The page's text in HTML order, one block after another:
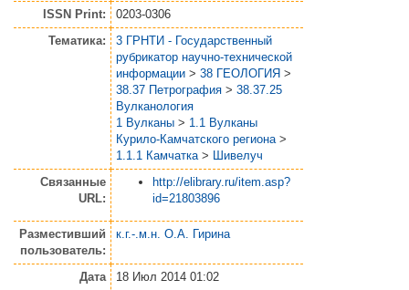
ISSN Print:
0203-0306
Тематика:
3 ГРНТИ - Государственный
рубрикатор научно-технической
информации > 38 ГЕОЛОГИЯ >
38.37 Петрография > 38.37.25
Вулканология
1 Вулканы > 1.1 Вулканы
Курило-Камчатского региона >
1.1.1 Камчатка > Шивелуч
Связанные
URL:
http://elibrary.ru/item.asp?
id=21803896
Разместивший
пользователь:
к.г.-.м.н. О.А. Гирина
Дата
18 Июл 2014 01:02